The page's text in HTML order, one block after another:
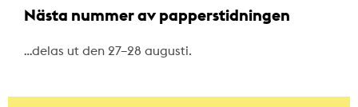
Nästa nummer av papperstidningen
…delas ut den 27–28 augusti.